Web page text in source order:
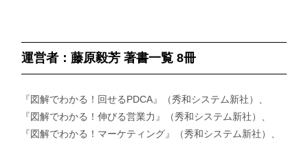
運営者：藤原毅芳 著書一覧 8冊
『図解でわかる！回せるPDCA』（秀和システム新社）、
『図解でわかる！伸びる営業力』（秀和システム新社）、
『図解でわかる！マーケティング』（秀和システム新社）、